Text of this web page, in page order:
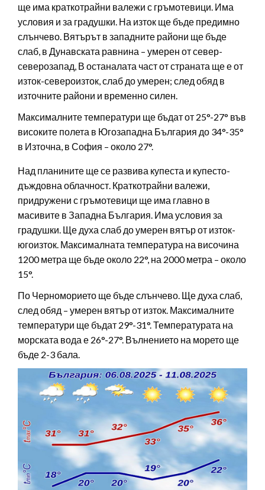
ще има краткотрайни валежи с гръмотевици. Има
условия и за градушки. На изток ще бъде предимно
слънчево. Вятърът в западните райони ще бъде
слаб, в Дунавската равнина – умерен от север-
северозапад, В останалата част от страната ще е от
изток-североизток, слаб до умерен; след обяд в
източните райони и временно силен.
Максималните температури ще бъдат от 25°-27° във
високите полета в Югозападна България до 34°-35°
в Източна, в София – около 27°.
Над планините ще се развива купеста и купесто-
дъждовна облачност. Краткотрайни валежи,
придружени с гръмотевици ще има главно в
масивите в Западна България. Има условия за
градушки. Ще духа слаб до умерен вятър от изток-
югоизток. Максималната температура на височина
1200 метра ще бъде около 22°, на 2000 метра – около
15°.
По Черноморието ще бъде слънчево. Ще духа слаб,
след обяд – умерен вятър от изток. Максималните
температури ще бъдат 29°-31°. Температурата на
морската вода е 26°-27°. Вълнението на морето ще
бъде 2-3 бала.